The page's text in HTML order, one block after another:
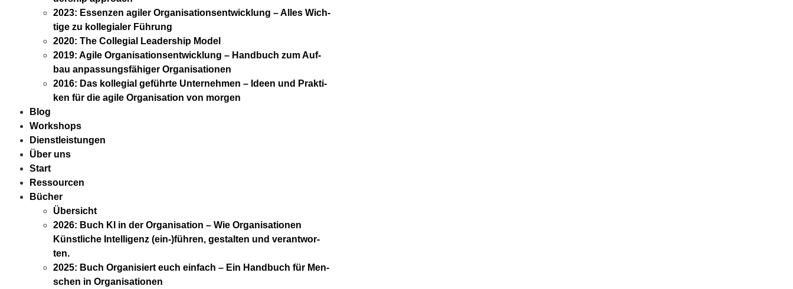
2023: Essen­zen agi­ler Orga­ni­sa­ti­ons­ent­wick­lung – Alles Wich­
ti­ge zu kol­le­gia­ler Füh­rung
2020: The Col­le­gi­al Lea­der­ship Model
2019: Agi­le Orga­ni­sa­ti­ons­ent­wick­lung – Hand­buch zum Auf­
bau anpas­sungs­fä­hi­ger Orga­ni­sa­tio­nen
2016: Das kol­le­gi­al geführ­te Unter­neh­men – Ideen und Prak­ti­
ken für die agi­le Orga­ni­sa­ti­on von mor­gen
Blog
Work­shops
Dienst­leis­tun­gen
Über uns
Start
Res­sour­cen
Bücher
Über­sicht
2026: Buch KI in der Orga­ni­sa­ti­on – Wie Orga­ni­sa­tio­nen
Künst­li­che Intel­li­genz (ein-)führen, gestal­ten und ver­ant­wor­
ten.
2025: Buch Orga­ni­siert euch ein­fach – Ein Hand­buch für Men­
schen in Orga­ni­sa­tio­nen